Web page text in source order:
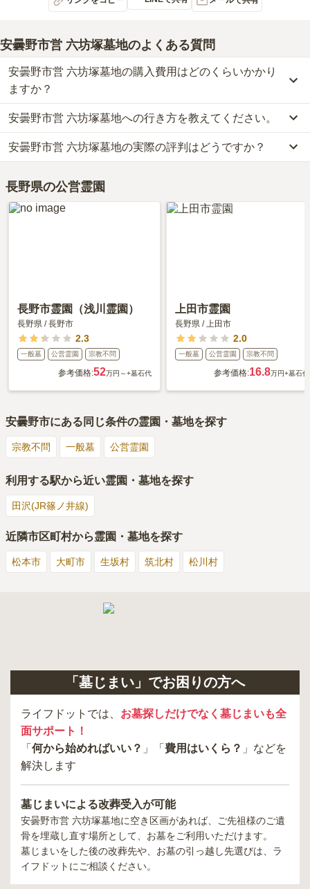
安曇野市営 六坊塚墓地のよくある質問
安曇野市営 六坊塚墓地の購入費用はどのくらいかかり
ますか？
安曇野市営 六坊塚墓地では、一般墓が約8万円(墓石代別)からお求
めいただけます。
なお、安曇野市営 六坊塚墓地がある長野県の相場は、一般墓が約
40万円（墓石代別途）です。
お墓は、価格が高いものがよい、安いものが悪い、という訳ではあ
りません。大切なのは、ご家族が心から納得し、安心してお参りで
きる場所を選ぶことです。
安曇野市営 六坊塚墓地への行き方を教えてください。
安曇野市営 六坊塚墓地への行き方は現在調査中です。
詳細な行き方や送迎バスの有無については、資料請求で最新の情報
をご確認ください。
安曇野市営 六坊塚墓地の実際の評判はどうですか？
口コミはあくまで一つの目安です。資料請求や現地見学を通して、
ご自身の目で雰囲気を確認してみることをおすすめします。
長野県の公営霊園
長野市霊園（浅川霊園）
長野県 /長野市
2.3
一般墓 公営霊園 宗教不問
参考価格:52万円～+墓石代
上田市霊園
長野県 / 上田市
2.0
一般墓 公営霊園 宗教不問
参考価格:16.8万円+墓石代
安曇野市にある同じ条件の霊園・墓地を探す
宗教不問 一般墓 公営霊園
利用する駅から近い霊園・墓地を探す
田沢(JR篠ノ井線)
近隣市区町村から霊園・墓地を探す
松本市 大町市 生坂村 筑北村 松川村
「墓じまい」でお困りの方へ
ライフドットでは、 お墓探しだけでなく墓じまいも全
面サポート！
「 何から始めればいい？ 」「 費用はいくら？ 」などを
解決します
墓じまいによる改葬受入が可能
安曇野市営 六坊塚墓地に空き区画があれば、ご先祖様のご遺
骨を埋蔵し直す場所として、お墓をご利用いただけます。
墓じまいをした後の改葬先や、お墓の引っ越し先選びは、ラ
イフドットにご相談ください。